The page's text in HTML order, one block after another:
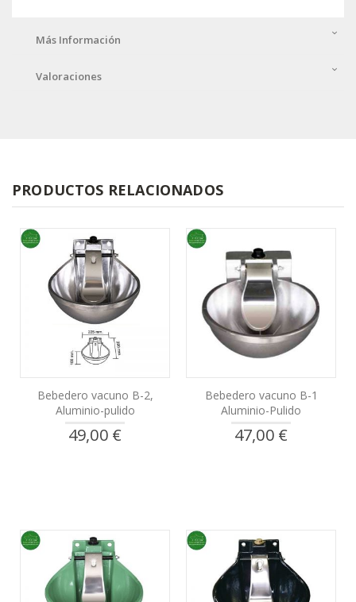
Más Información
Valoraciones
PRODUCTOS RELACIONADOS
Bebedero vacuno B-2,
Aluminio-pulido
49,00 €
Bebedero vacuno B-1
Aluminio-Pulido
47,00 €